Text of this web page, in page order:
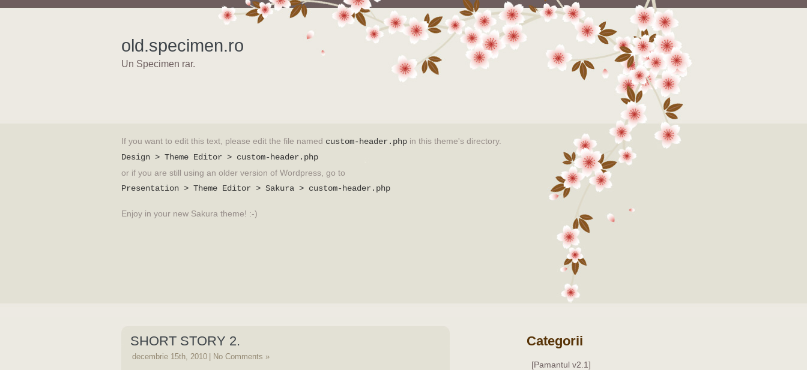
old.specimen.ro
Un Specimen rar.
If you want to edit this text, please edit the file named custom-header.php in this theme's directory.
Design > Theme Editor > custom-header.php
or if you are still using an older version of Wordpress, go to
Presentation > Theme Editor > Sakura > custom-header.php
Enjoy in your new Sakura theme! :-)
SHORT STORY 2.
decembrie 15th, 2010 No Comments »
Categorii
[Pamantul v2.1]